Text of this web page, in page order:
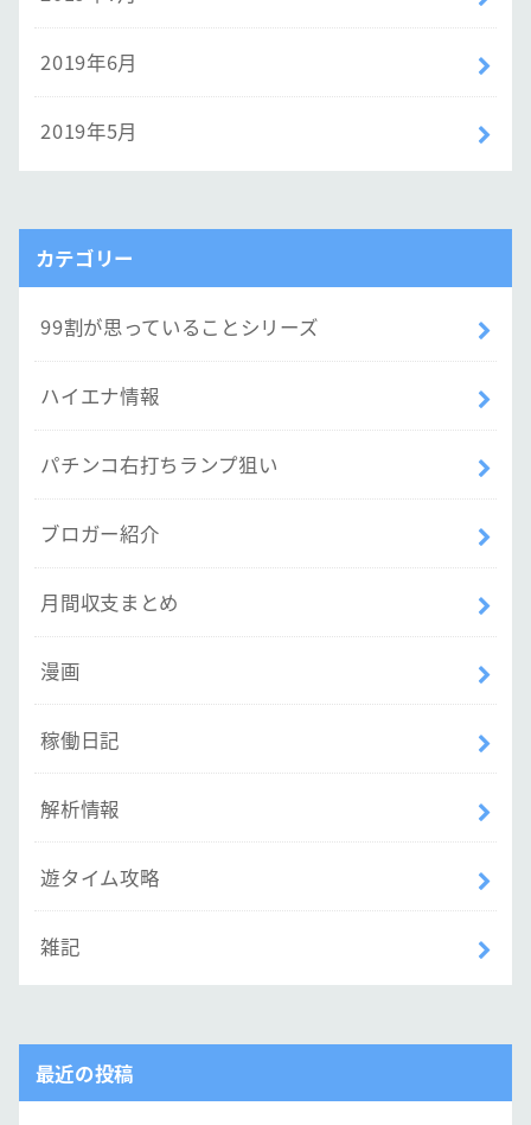
2019年6月
2019年5月
カテゴリー
99割が思っていることシリーズ
ハイエナ情報
パチンコ右打ちランプ狙い
ブロガー紹介
月間収支まとめ
漫画
稼働日記
解析情報
遊タイム攻略
雑記
最近の投稿